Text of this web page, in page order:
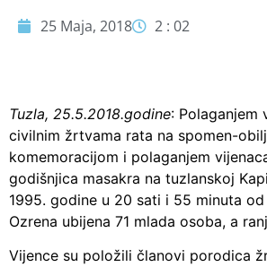
25 Maja, 2018 2 : 02
Tuzla, 25.5.2018.godine: Polaganjem
civilnim žrtvama rata na spomen-
komemoracijom i polaganjem
godišnjica masakra na tuzlanskoj
1995. godine u 20 sati i 55 minuta
Ozrena ubijena 71 mlada osoba, a
Vijence su položili članovi porodica